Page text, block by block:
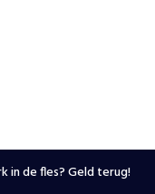
in de fles? Geld terug!